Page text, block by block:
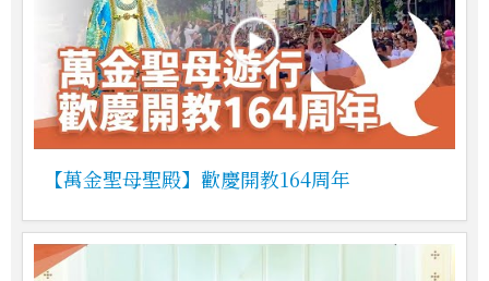
【萬金聖母聖殿】歡慶開教164周年